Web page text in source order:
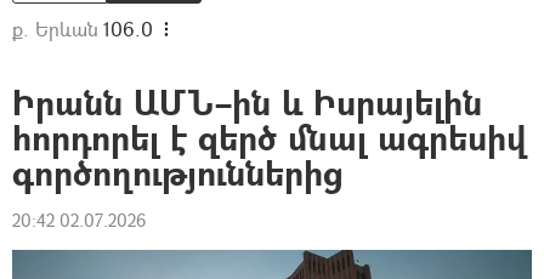
ք. Երևան 106.0
Իրանն ԱՄՆ–ին և Իսրայելին
հորդորել է զերծ մնալ ագրեսիվ
գործողություններից
20:42 02.07.2026